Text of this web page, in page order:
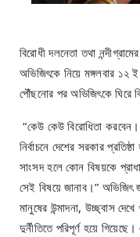
বিরোধী দলনেতা তথা
অভিজিৎকে নিয়ে মঙ্গলবার ১২
পৌঁছনোর পর অভিজিৎকে ঘিরে
“কেউ কেউ বিরোধিতা
নির্বাচনে দেশের সরকার
সাংসদ হলে কোন বিষয়কে
সেই বিষয়ে জানাব।” অভিজিৎ
মানুষের উন্মাদনা, উচ্ছ্বাস
দুর্নীতিতে পরিপূর্ণ হয়ে